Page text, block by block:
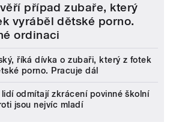
případ zubaře, který
vyráběl dětské porno.
ordinaci
říká dívka o zubaři, který z fotek
porno. Pracuje dál
lidí odmítají zkrácení povinné školní
jsou nejvíc mladí